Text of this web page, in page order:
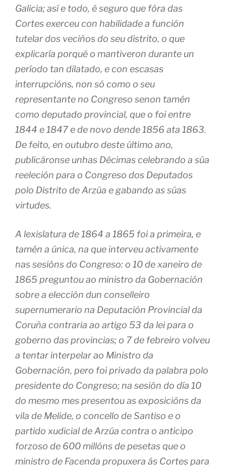
Galicia; así e todo, é seguro que fóra das
Cortes exerceu con habilidade a función
tutelar dos veciños do seu distrito, o que
explicaría porqué o mantiveron durante un
período tan dilatado, e con escasas
interrupcións, non só como o seu
representante no Congreso senon tamén
como deputado provincial, que o foi entre
1844 e 1847 e de novo dende 1856 ata 1863.
De feito, en outubro deste último ano,
publicáronse unhas Décimas celebrando a súa
reeleción para o Congreso dos Deputados
polo Distrito de Arzúa e gabando as súas
virtudes.
A lexislatura de 1864 a 1865 foi a primeira, e
tamén a única, na que interveu activamente
nas sesións do Congreso: o 10 de xaneiro de
1865 preguntou ao ministro da Gobernación
sobre a elección dun conselleiro
supernumerario na Deputación Provincial da
Coruña contraria ao artigo 53 da lei para o
goberno das provincias; o 7 de febreiro volveu
a tentar interpelar ao Ministro da
Gobernación, pero foi privado da palabra polo
presidente do Congreso; na sesión do día 10
do mesmo mes presentou as exposicións da
vila de Melide, o concello de Santiso e o
partido xudicial de Arzúa contra o anticipo
forzoso de 600 millóns de pesetas que o
ministro de Facenda propuxera ás Cortes para